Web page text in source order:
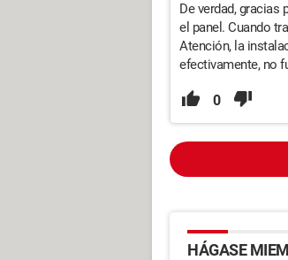
De verdad, gracias
el panel. Cuando
Atención, la
efectivamente, no
0
HÁGASE